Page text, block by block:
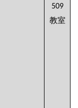
509
教室